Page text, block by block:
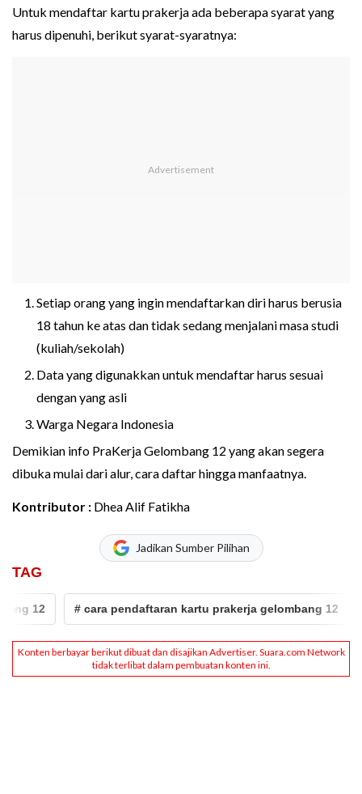
Untuk mendaftar kartu prakerja ada beberapa syarat yang
harus dipenuhi, berikut syarat-syaratnya:
Setiap orang yang ingin mendaftarkan diri harus berusia
18 tahun ke atas dan tidak sedang menjalani masa studi
(kuliah/sekolah)
Data yang digunakkan untuk mendaftar harus sesuai
dengan yang asli
Warga Negara Indonesia
Demikian info PraKerja Gelombang 12 yang akan segera
dibuka mulai dari alur, cara daftar hingga manfaatnya.
Kontributor : Dhea Alif Fatikha
Jadikan Sumber Pilihan
TAG
# cara pendaftaran kartu prakerja gelombang 12 # syarat